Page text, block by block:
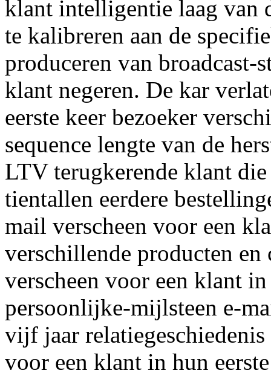
klant intelligentie laag van
te kalibreren aan de
produceren van broadcast-
klant negeren. De kar
eerste keer bezoeker
sequence lengte van de
LTV terugkerende klant
tientallen eerdere
mail verscheen voor een
verschillende producten
verscheen voor een klant
persoonlijke-mijlsteen e-
vijf jaar
voor een klant in hun